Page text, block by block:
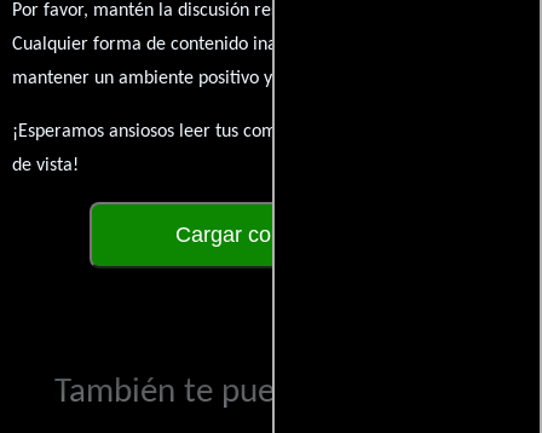
Por favor, mantén la discusión respetuosa y constructiva.
Cualquier forma de contenido inapropiado será eliminado para
mantener un ambiente positivo y enriquecedor para todos.
¡Esperamos ansiosos leer tus comentarios y conocer tus puntos
de vista!
Cargar comentarios
También te puede interesar...